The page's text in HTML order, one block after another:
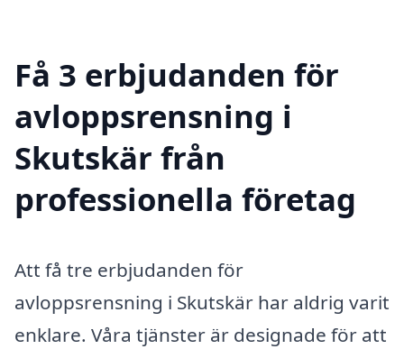
Få 3 erbjudanden för
avloppsrensning i
Skutskär från
professionella företag
Att få tre erbjudanden för
avloppsrensning i Skutskär har aldrig varit
enklare. Våra tjänster är designade för att